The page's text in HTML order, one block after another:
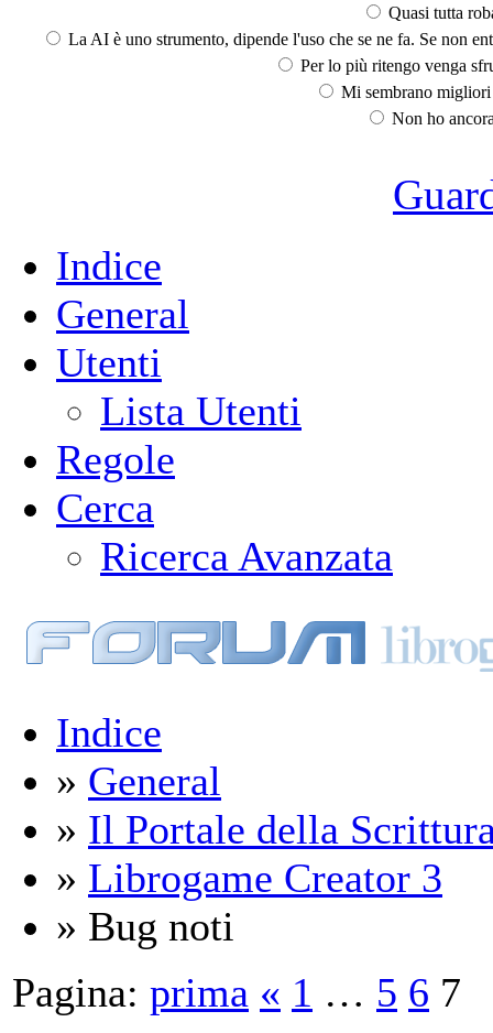
Quasi tutta
La AI è uno strumento, dipende l'uso che se ne fa. Se non
Per lo più ritengo venga
Mi sembrano
Non ho
Indice
General
Utenti
Lista Utenti
Regole
Cerca
Ricerca Avanzata
Indice
» General
» Il Portale della
» Librogame Creator 3
» Bug noti
Pagina: prima « 1 … 5 6 7